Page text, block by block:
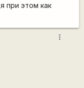
при этом как
more_vert